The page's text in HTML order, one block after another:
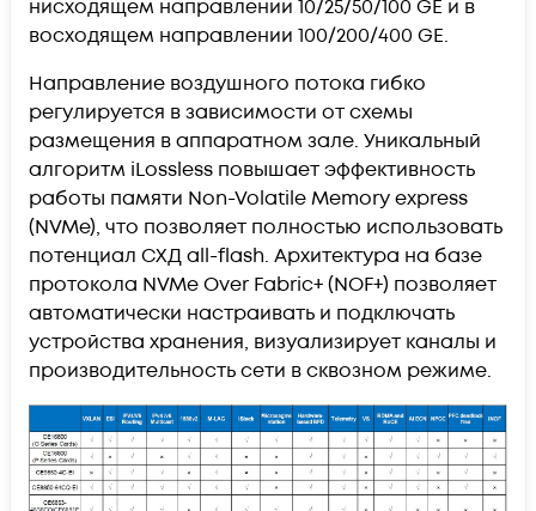
нисходящем направлении 10/25/50/100 GE и в
восходящем направлении 100/200/400 GE.
Направление воздушного потока гибко
регулируется в зависимости от схемы
размещения в аппаратном зале. Уникальный
алгоритм iLossless повышает эффективность
работы памяти Non-Volatile Memory express
(NVMe), что позволяет полностью использовать
потенциал СХД all-flash. Архитектура на базе
протокола NVMe Over Fabric+ (NOF+) позволяет
автоматически настраивать и подключать
устройства хранения, визуализирует каналы и
производительность сети в сквозном режиме.